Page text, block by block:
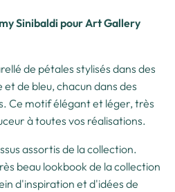
Sinibaldi pour Art Gallery
de pétales stylisés dans des
de bleu, chacun dans des
Ce motif élégant et léger, très
à toutes vos réalisations.
assortis de la collection.
beau lookbook de la collection
d'inspiration et d'idées de